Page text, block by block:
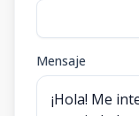
Mensaje